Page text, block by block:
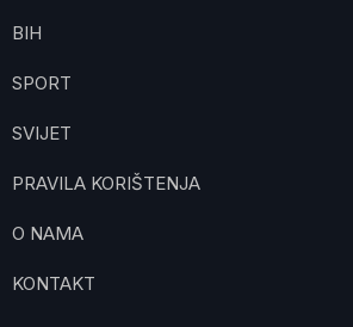
BIH
SPORT
SVIJET
PRAVILA KORIŠTENJA
O NAMA
KONTAKT